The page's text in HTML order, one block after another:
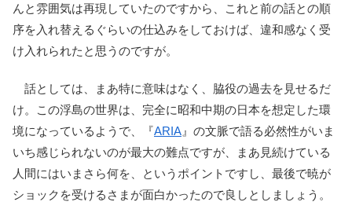
んと雰囲気は再現していたのですから、これと前の話との順
序を入れ替えるぐらいの仕込みをしておけば、違和感なく受
け入れられたと思うのですが。
話としては、まあ特に意味はなく、脇役の過去を見せるだ
け。この浮島の世界は、完全に昭和中期の日本を想定した環
境になっているようで、『ARIA 』の文脈で語る必然性がいま
いち感じられないのが最大の難点ですが、まあ見続けている
人間にはいまさら何を、というポイントですし、最後で暁が
ショックを受けるさまが面白かったので良しとしましょう。